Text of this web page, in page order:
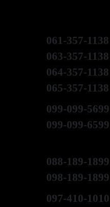
061-357-1138
063-357-1138
064-357-1138
065-357-1138
099-099-5699
099-099-6599
088-189-1899
098-189-1899
097-410-1010